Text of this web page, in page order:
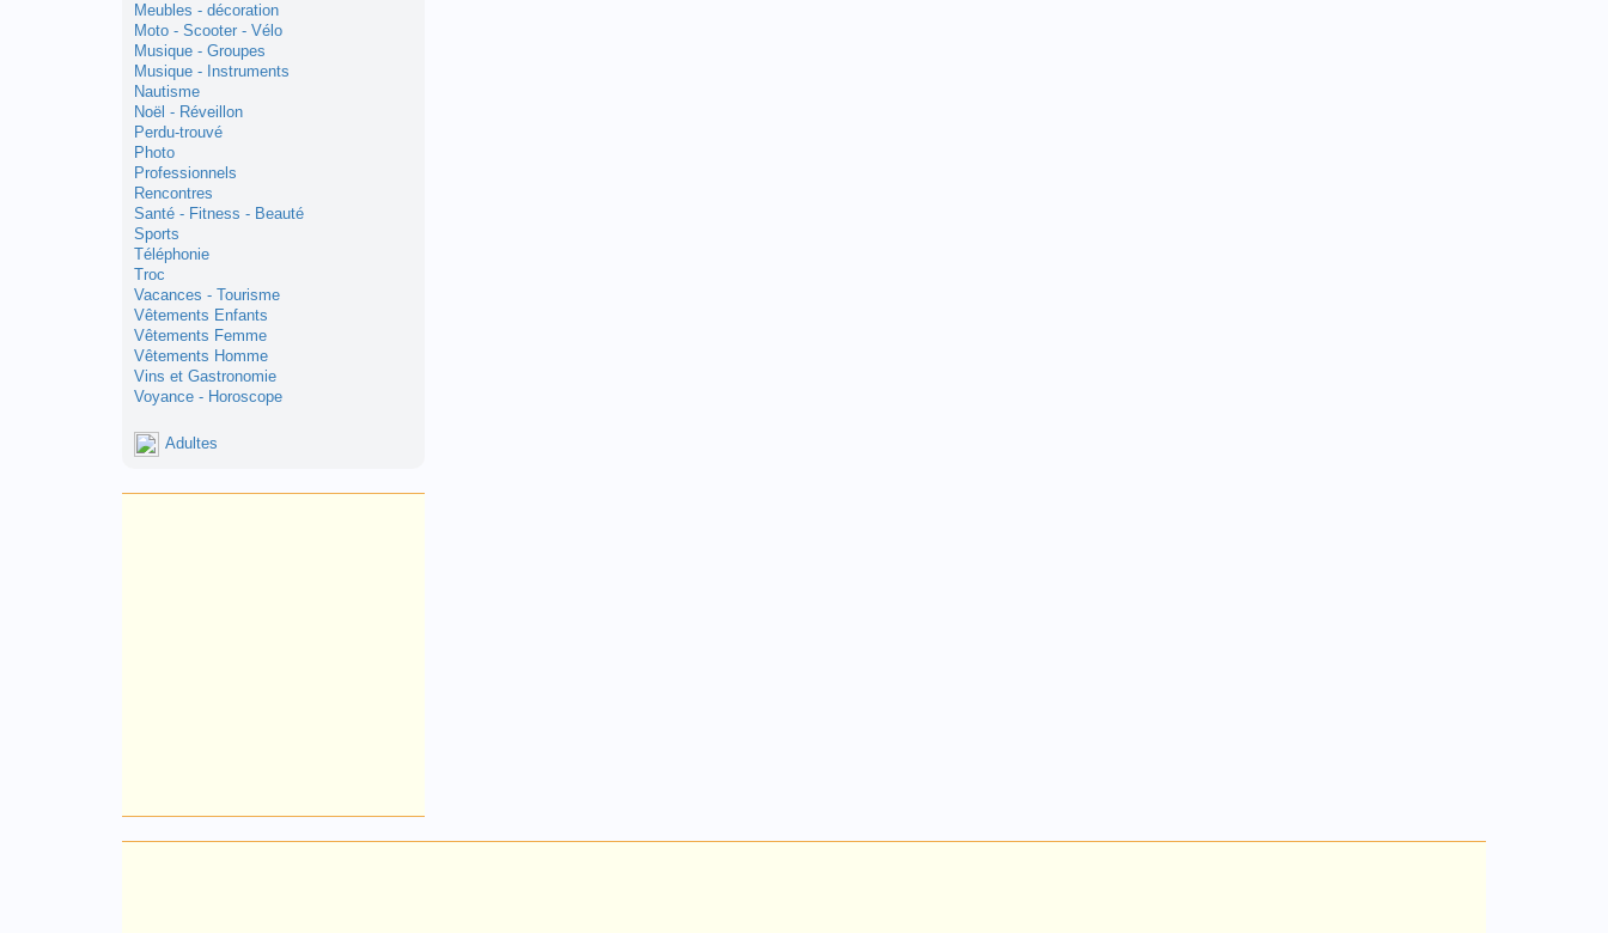
Meubles - décoration
Moto - Scooter - Vélo
Musique - Groupes
Musique - Instruments
Nautisme
Noël - Réveillon
Perdu-trouvé
Photo
Professionnels
Rencontres
Santé - Fitness - Beauté
Sports
Téléphonie
Troc
Vacances - Tourisme
Vêtements Enfants
Vêtements Femme
Vêtements Homme
Vins et Gastronomie
Voyance - Horoscope
Adultes